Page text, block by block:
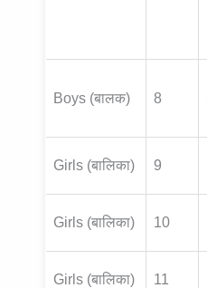
Boys (बालक) 8
Girls (बालिका) 9
Girls (बालिका) 10
Girls (बालिका) 11